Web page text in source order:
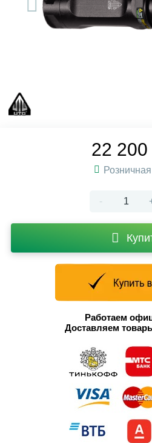
22 200
-
Работаем
Доставляем